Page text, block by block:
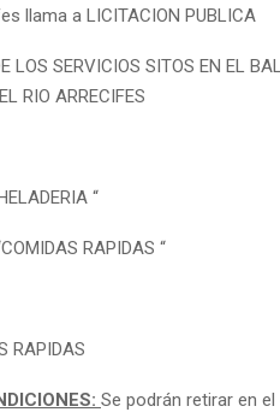
llama a LICITACION PUBLICA
LOS SERVICIOS SITOS EN EL
RIO ARRECIFES
“
RAPIDAS “
RAPIDAS
Se podrán retirar en